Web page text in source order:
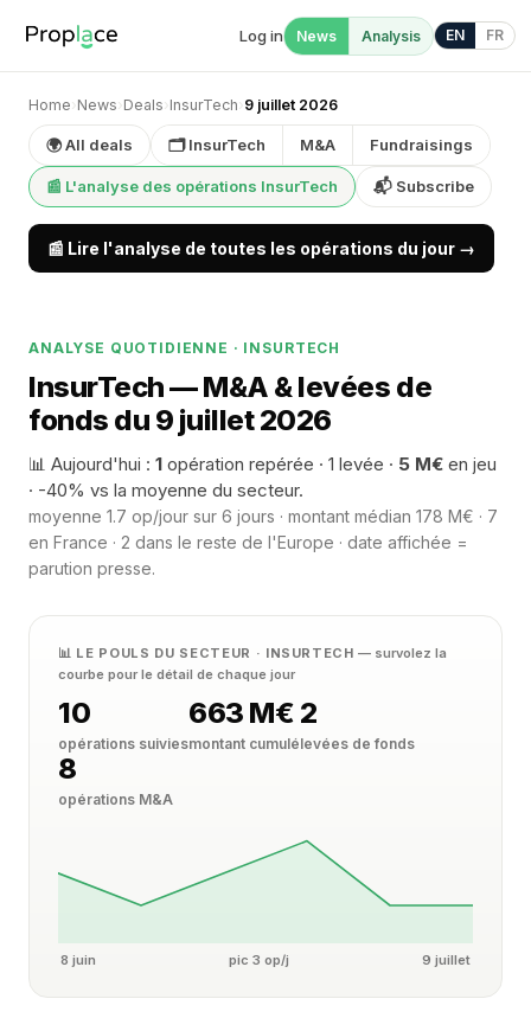
Log in News Analysis EN FR
Home› News› Deals› InsurTech› 9 juillet 2026
🌍 All deals 🗂 InsurTech M&A Fundraisings
📰 L'analyse des opérations InsurTech 📬 Subscribe
📰 Lire l'analyse de toutes les opérations du jour →
ANALYSE QUOTIDIENNE · INSURTECH
InsurTech — M&A & levées de
fonds du 9 juillet 2026
📊 Aujourd'hui : 1 opération repérée · 1 levée · 5 M€ en jeu
· -40% vs la moyenne du secteur.
moyenne 1.7 op/jour sur 6 jours · montant médian 178 M€ · 7
en France · 2 dans le reste de l'Europe · date affichée =
parution presse.
📊 LE POULS DU SECTEUR · INSURTECH— survolez la
courbe pour le détail de chaque jour
10
opérations suivies
663 M€
montant cumulé
2
levées de fonds
8
opérations M&A
8 juin pic 3 op/j 9 juillet